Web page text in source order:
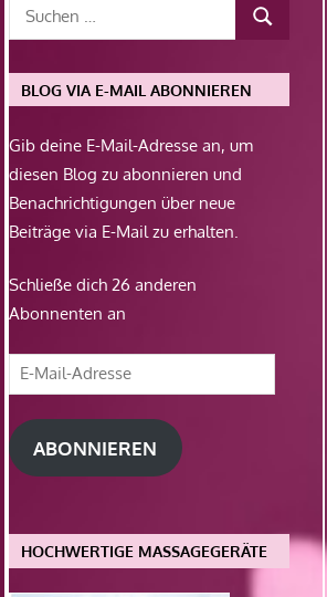
BLOG VIA E-MAIL ABONNIEREN
Gib deine E-Mail-Adresse an, um
diesen Blog zu abonnieren und
Benachrichtigungen über neue
Beiträge via E-Mail zu erhalten.
Schließe dich 26 anderen
Abonnenten an
E-
Mail-
Adresse
ABONNIEREN
HOCHWERTIGE MASSAGEGERÄTE